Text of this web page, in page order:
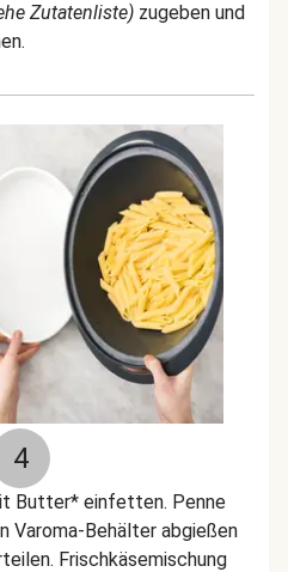
Zutatenliste) zugeben und
4
Butter* einfetten. Penne
Varoma-Behälter abgießen
Frischkäsemischung